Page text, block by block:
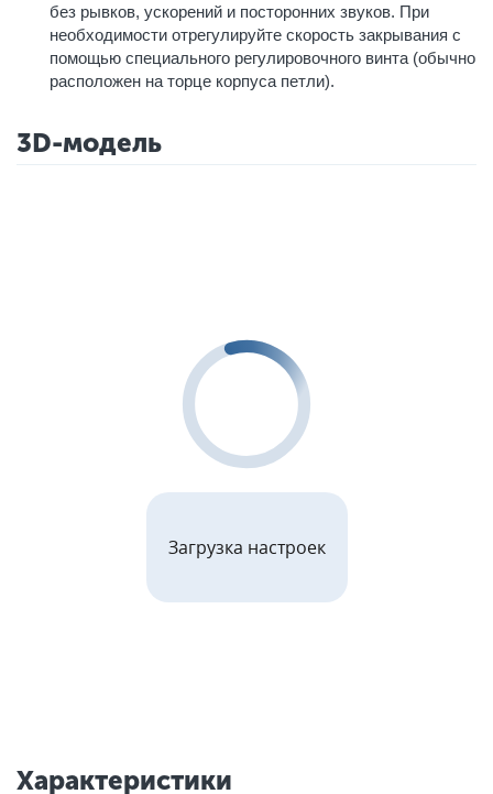
без рывков, ускорений и посторонних звуков. При
необходимости отрегулируйте скорость закрывания с
помощью специального регулировочного винта (обычно
расположен на торце корпуса петли).
3D-модель
Загрузка настроек
Характеристики